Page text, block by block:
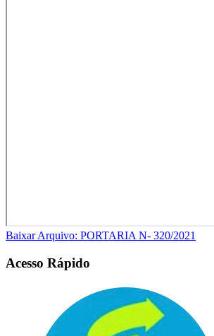
Baixar Arquivo: PORTARIA N- 320/2021
Acesso Rápido